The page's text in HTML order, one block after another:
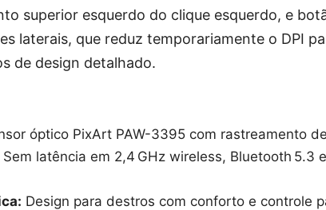
superior esquerdo do clique esquerdo, e
laterais, que reduz temporariamente o DPI
de design detalhado.
óptico PixArt PAW-3395 com rastreamento
Sem latência em 2,4 GHz wireless, Bluetooth 5.3
Design para destros com conforto e controle